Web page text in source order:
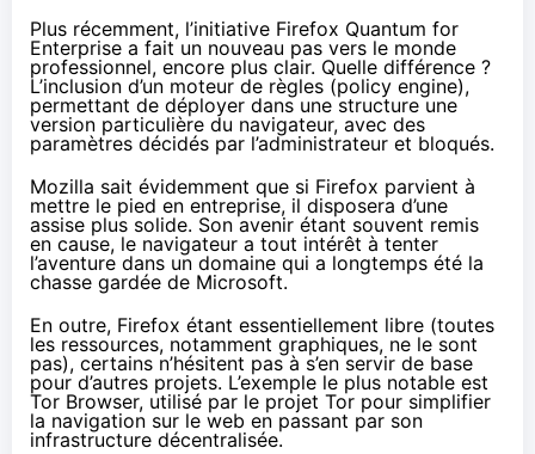
Plus récemment, l’initiative Firefox Quantum for
Enterprise a fait un nouveau pas vers le monde
professionnel, encore plus clair. Quelle différence ?
L’inclusion d’un moteur de règles (policy engine),
permettant de déployer dans une structure une
version particulière du navigateur, avec des
paramètres décidés par l’administrateur et bloqués.
Mozilla sait évidemment que si Firefox parvient à
mettre le pied en entreprise, il disposera d’une
assise plus solide. Son avenir étant souvent remis
en cause, le navigateur a tout intérêt à tenter
l’aventure dans un domaine qui a longtemps été la
chasse gardée de Microsoft.
En outre, Firefox étant essentiellement libre (toutes
les ressources, notamment graphiques, ne le sont
pas), certains n’hésitent pas à s’en servir de base
pour d’autres projets. L’exemple le plus notable est
Tor Browser, utilisé par le projet Tor pour simplifier
la navigation sur le web en passant par son
infrastructure décentralisée.